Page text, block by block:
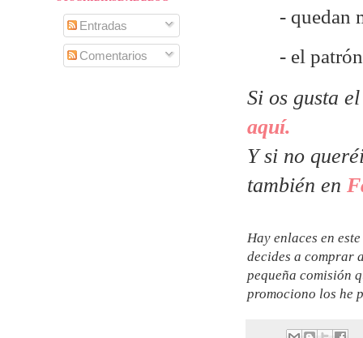
- quedan
- el
Si os gusta
aquí.
Y si no
también en
Hay enlaces en
decides a comprar
pequeña comisión
promociono los he
Entradas
Comentarios